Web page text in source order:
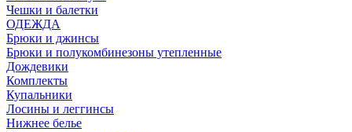
Чешки и балетки
ОДЕЖДА
Брюки и джинсы
Брюки и полукомбинезоны утепленные
Дождевики
Комплекты
Купальники
Лосины и леггинсы
Нижнее белье